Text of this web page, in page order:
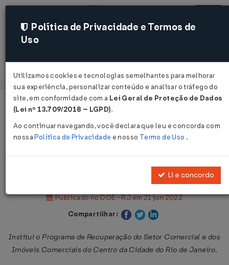
Acessar
Página Inicial
Legislações
Lei Nº 9722 DE 20/06/2022
Publicado no DOE - RJ em 21 jun 2022
Compartilhar:
Institui o Programa de Recuperação do Setor Comercial e dos
Imóveis Comerciais do Centro da Cidade do Rio de Janeiro.
Política de Privacidade e Termos de
Uso
Utilizamos cookies e tecnologias semelhantes para melhorar
sua experiência, personalizar conteúdo e analisar o tráfego do
site, em conformidade com a Lei Geral de Proteção de Dados
(Lei nº 13.709/2018 – LGPD).
Ao continuar navegando, você declara que leu e concorda com
nossaPolítica de Privacidade e nosso Termo de Uso .
Li e concordo